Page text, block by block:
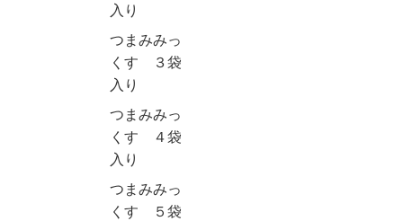
入り
つまみみっ
くす ３袋
入り
つまみみっ
くす ４袋
入り
つまみみっ
くす ５袋